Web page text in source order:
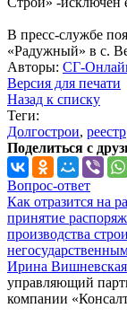
В пресс-службе
«Радужный» в с.
Авторы: СГ-
Версия для печати
Назад к списку
Теги:
Долгострои, реестр
Поделиться с
Вопрос-ответ
Как отразится на
принятие
производства
Ирина Вишневская
управляющий
компании